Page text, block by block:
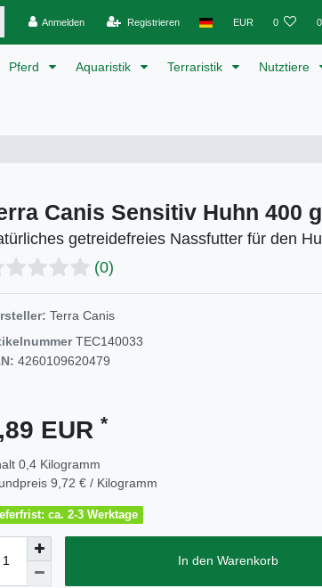
Anmelden Registrieren EUR 0 0
Pferd Aquaristik Terraristik Nutztiere
Canis Sensitiv Huhn 400 g
getreidefreies Nassfutter für den
(0)
Terra Canis
TEC140033
4260109620479
EUR *
0,4 Kilogramm
9,72 € / Kilogramm
ca. 2-3 Werktage
In den Warenkorb